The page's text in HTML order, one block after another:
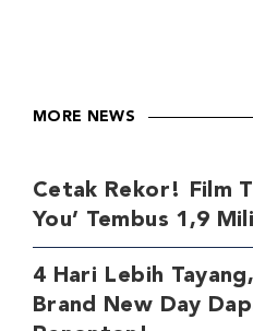
MORE NEWS
Cetak Rekor! Film
You’ Tembus 1,9
4 Hari Lebih
Brand New Day